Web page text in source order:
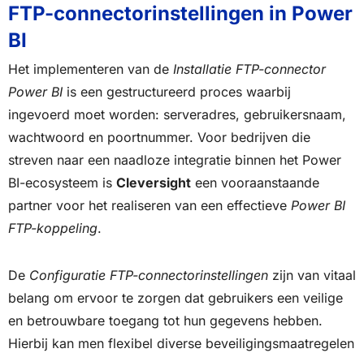
FTP-connectorinstellingen in Power
BI
Het implementeren van de Installatie FTP-connector
Power BI is een gestructureerd proces waarbij
ingevoerd moet worden: serveradres, gebruikersnaam,
wachtwoord en poortnummer. Voor bedrijven die
streven naar een naadloze integratie binnen het Power
BI-ecosysteem is Cleversight een vooraanstaande
partner voor het realiseren van een effectieve Power BI
FTP-koppeling.
De Configuratie FTP-connectorinstellingen zijn van vitaal
belang om ervoor te zorgen dat gebruikers een veilige
en betrouwbare toegang tot hun gegevens hebben.
Hierbij kan men flexibel diverse beveiligingsmaatregelen